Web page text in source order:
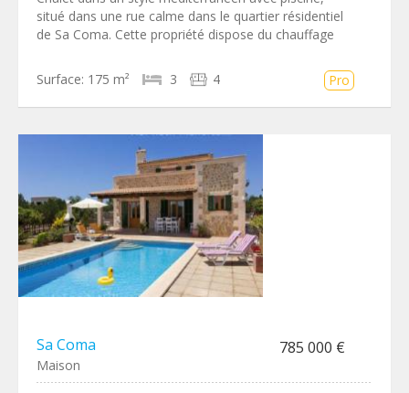
situé dans une rue calme dans le quartier résidentiel
de Sa Coma. Cette propriété dispose du chauffage
Surface: 175 m² 3 4 Pro
Sa Coma 785 000 €
Maison